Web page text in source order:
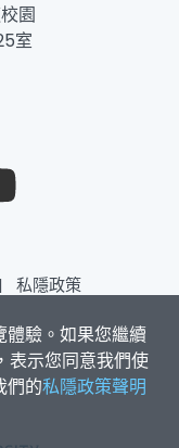
驗。如果您繼續
表示您同意我們使
們的私隱政策聲明
園
室
| 私隱政策